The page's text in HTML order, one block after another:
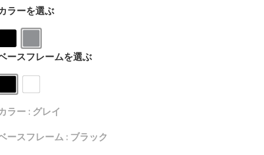
ラーを選ぶ
ースフレームを選ぶ
ラー : グレイ
ースフレーム : ブラック